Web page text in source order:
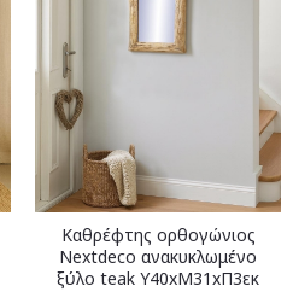
Καθρέφτης ορθογώνιος
Nextdeco ανακυκλωμένο
ξύλο teak Υ40xM31xΠ3εκ